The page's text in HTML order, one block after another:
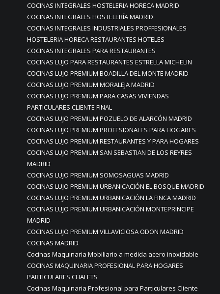
COCINAS INTEGRALES HOSTELERIA HORECA MADRID
COCINAS INTEGRALES HOSTELERÍA MADRID
COCINAS INTEGRALES INDUSTRIALES PROFFESIONALES
HOSTELERIA HORECA RESTAURANTES HOTELES
COCINAS INTEGRALES PARA RESTAURANTES
COCINAS LUJO PARA RESTAURANTES ESTRELLA MICHELIN
COCINAS LUJO PREMIUM BOADILLA DEL MONTE MADRID
COCINAS LUJO PREMIUM MORALEJA MADRID
COCINAS LUJO PREMIUM PARA CASAS VIVIENDAS
PARTICULARES CLIENTE FINAL
COCINAS LUJO PREMIUM POZUELO DE ALARCÓN MADRID
COCINAS LUJO PREMIUM PROFESIONALES PARA HOGARES
COCINAS LUJO PREMIUM RESTAURANTES Y PARA HOGARES
COCINAS LUJO PREMIUM SAN SEBASTIAN DE LOS REYRES
MADRID
COCINAS LUJO PREMIUM SOMOSAGUAS MADRID
COCINAS LUJO PREMIUM URBANICACIÓN EL BOSQUE MADRID
COCINAS LUJO PREMIUM URBANICACIÓN LA FINCA MADRID
COCINAS LUJO PREMIUM URBANICACIÓN MONTEPRINCIPE
MADRID
COCINAS LUJO PREMIUM VILLAVICIOSA ODON MADRID
COCINAS MADRID
Cocinas Maquinaria Mobiliario a medida acero inoxidable
COCINAS MAQUINARIA PROFESIONAL PARA HOGARES
PARTICULARES CHALETS
Cocinas Maquinaria Profesional para Particulares Cliente